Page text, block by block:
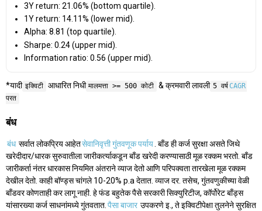
3Y return: 21.06% (bottom quartile).
1Y return: 14.11% (lower mid).
Alpha: 8.81 (top quartile).
Sharpe: 0.24 (upper mid).
Information ratio: 0.56 (upper mid).
*यादी इक्विटी आधारित निधी मालमत्ता >= 500 कोटी & क्रमवारी लावली 5 वर्षCAGR
परत
बंध
बंध सर्वात लोकप्रिय आहेतसेवानिवृत्ती गुंतवणूक पर्याय. बाँड ही कर्ज सुरक्षा असते जिथे
खरेदीदार/धारक सुरुवातीला जारीकर्त्याकडून बाँड खरेदी करण्यासाठी मूळ रक्कम भरतो. बाँड
जारीकर्ता नंतर धारकास नियमित अंतराने व्याज देतो आणि परिपक्वता तारखेला मूळ रक्कम
देखील देतो. काही बॉण्ड्स चांगले 10-20% p.a देतात. व्याज दर. तसेच, गुंतवणुकीच्या वेळी
बाँडवर कोणताही कर लागू नाही. हे फंड बहुतेक पैसे सरकारी सिक्युरिटीज, कॉर्पोरेट बाँड्स
यांसारख्या कर्ज साधनांमध्ये गुंतवतात.पैसा बाजार उपकरणे इ., ते इक्विटीपेक्षा तुलनेने सुरक्षित